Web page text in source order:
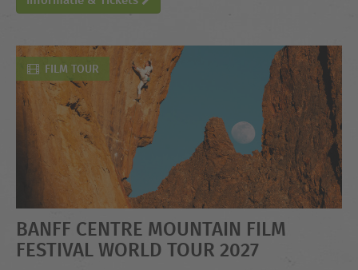
FILM TOUR
BANFF CENTRE MOUNTAIN FILM
FESTIVAL WORLD TOUR 2027